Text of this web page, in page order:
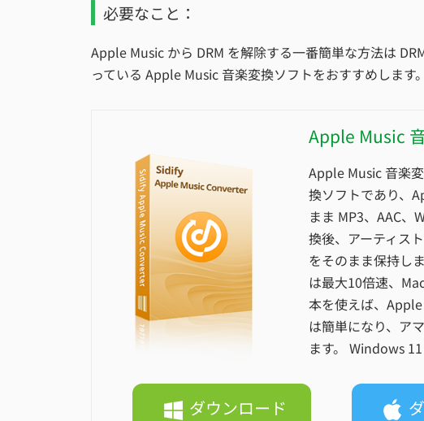
必要なこと：
Apple Music から DRM を解除する一番簡単な方法は
っている Apple Music 音楽変換ソフトをおすすめします。
Apple Music
Apple Music 音楽
換ソフトであり、
まま MP3、AAC、
換後、アーティス
をそのまま保持し
は最大10倍速、
本を使えば、
は簡単になり、ア
ます。 Windows
ダウンロード